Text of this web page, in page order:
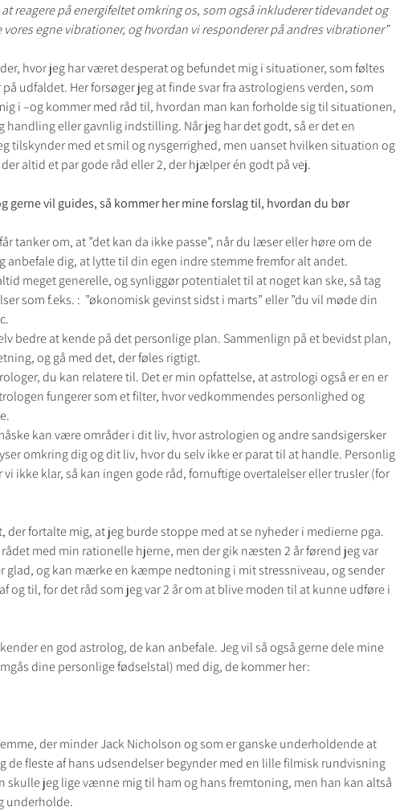
reagere på energifeltet omkring os, som også inkluderer tidevandet og
egne vibrationer, og hvordan vi responderer på andres vibrationer”
hvor jeg har været desperat og befundet mig i situationer, som føltes
udfaldet. Her forsøger jeg at finde svar fra astrologiens verden, som
i –og kommer med råd til, hvordan man kan forholde sig til situationen,
eller gavnlig indstilling. Når jeg har det godt, så er det en
tilskynder med et smil og nysgerrighed, men uanset hvilken situation og
altid et par gode råd eller 2, der hjælper én godt på vej.
gerne vil guides, så kommer her mine forslag til, hvordan du bør
tanker om, at ”det kan da ikke passe”, når du læser eller høre om de
anbefale dig, at lytte til din egen indre stemme fremfor alt andet.
meget generelle, og synliggør potentialet til at noget kan ske, så tag
som f.eks. :  ”økonomisk gevinst sidst i marts” eller ”du vil møde din
bedre at kende på det personlige plan. Sammenlign på et bevidst plan,
og gå med det, der føles rigtigt.
du kan relatere til. Det er min opfattelse, at astrologi også er en er
fungerer som et filter, hvor vedkommendes personlighed og
omkring dig og dit liv, hvor du selv ikke er parat til at handle. Personlig
ikke klar, så kan ingen gode råd, fornuftige overtalelser eller trusler (for
der fortalte mig, at jeg burde stoppe med at se nyheder i medierne pga.
med min rationelle hjerne, men der gik næsten 2 år førend jeg var
glad, og kan mærke en kæmpe nedtoning i mit stressniveau, og sender
og til, for det råd som jeg var 2 år om at blive moden til at kunne udføre i
en god astrolog, de kan anbefale. Jeg vil så også gerne dele mine
dine personlige fødselstal) med dig, de kommer her:
der minder Jack Nicholson og som er ganske underholdende at
de fleste af hans udsendelser begynder med en lille filmisk rundvisning
skulle jeg lige vænne mig til ham og hans fremtoning, men han kan altså
underholde.